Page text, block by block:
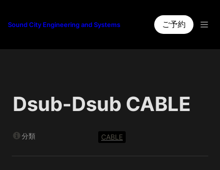
Sound City Engineering and Systems ご予約
Dsub-Dsub CABLE
分類 CABLE